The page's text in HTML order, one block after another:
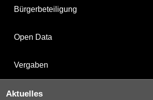
Bürgerbeteiligung
Open Data
Vergaben
Aktuelles